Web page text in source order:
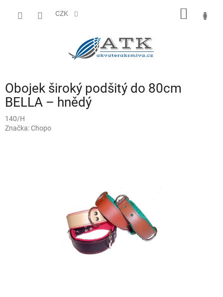
CZK
Obojek široký podšitý do 80cm
BELLA – hnědý
140/H
Značka:Chopo